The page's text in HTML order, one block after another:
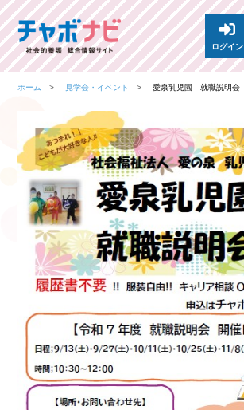
ログイン
ホーム 見学会・イベント 愛泉乳児園 就職説明会